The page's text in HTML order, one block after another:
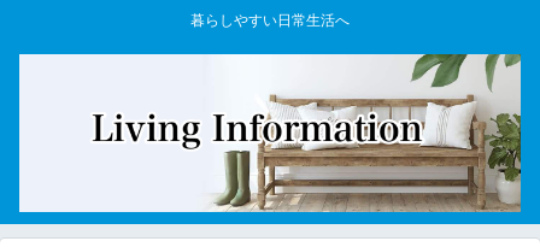
暮らしやすい日常生活へ